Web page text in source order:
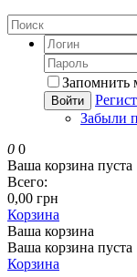
Запомнить
Войти
Забыли
0 0
Ваша корзина пуста
Всего:
0,00 грн
Корзина
Ваша корзина
Ваша корзина пуста
Корзина